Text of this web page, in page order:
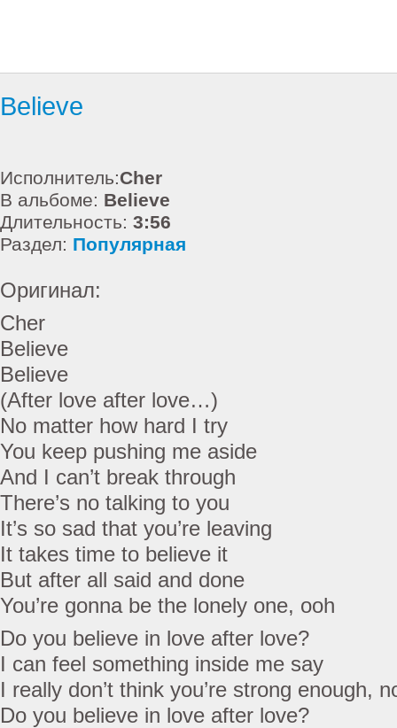
Believe
Исполнитель:Cher
В альбоме: Believe
Длительность: 3:56
Раздел: Популярная
Оригинал:
Cher
Believe
Believe
(After love after love…)
No matter how hard I try
You keep pushing me aside
And I can’t break through
There’s no talking to you
It’s so sad that you’re leaving
It takes time to believe it
But after all said and done
You’re gonna be the lonely one, ooh
Do you believe in love after love?
I can feel something inside me say
I really don’t think you’re strong enough,
Do you believe in love after love?